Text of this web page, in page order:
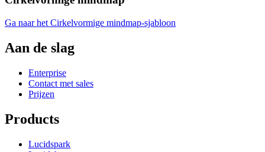
Ga naar het Cirkelvormige mindmap-sjabloon
Aan de slag
Enterprise
Contact met sales
Prijzen
Products
Lucidspark